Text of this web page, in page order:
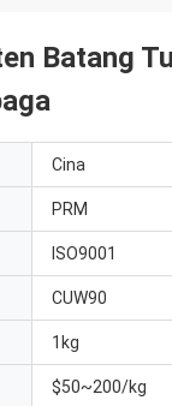
Batang
Cina
PRM
ISO9001
CUW90
1kg
$50~200/kg